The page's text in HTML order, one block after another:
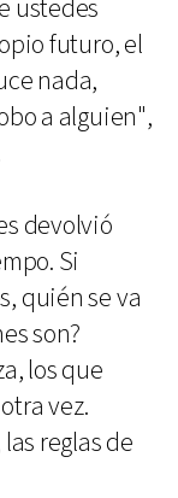
ustedes
futuro, el
nada,
a alguien",
devolvió
Si
quién se va
son?
los que
vez.
reglas de